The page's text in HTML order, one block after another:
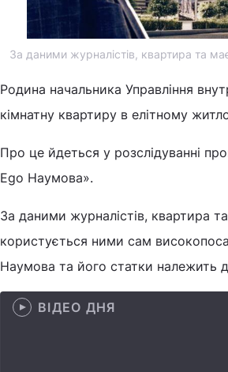
За даними журналістів, квартира та
Родина начальника Управління
кімнатну квартиру в елітному
Про це йдеться у розслідуванні
Ego Наумова».
За даними журналістів, квартира
користується ними сам
Наумова та його статки належить
ВІДЕО ДНЯ